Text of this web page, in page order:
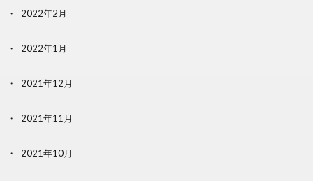
2022年2月
2022年1月
2021年12月
2021年11月
2021年10月